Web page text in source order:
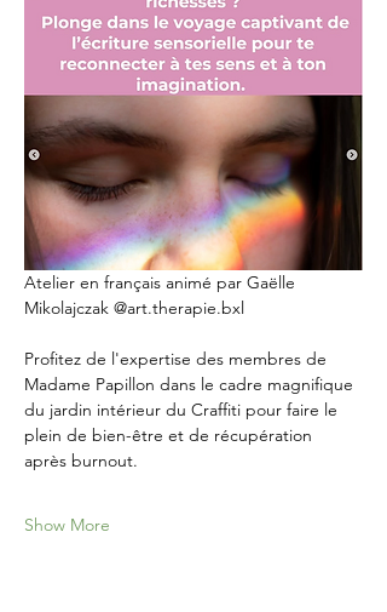
Atelier en français animé par Gaëlle
Mikolajczak @art.therapie.bxl
Profitez de l'expertise des membres de
Madame Papillon dans le cadre magnifique
du jardin intérieur du Craffiti pour faire le
plein de bien-être et de récupération
après burnout.
Show More